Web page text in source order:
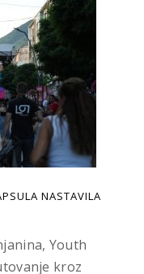
NASTAVILA
Youth
kroz